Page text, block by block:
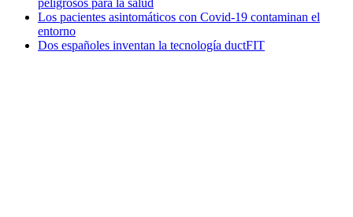
Los pacientes asintomáticos con Covid-19 contaminan el
entorno
Dos españoles inventan la tecnología ductFIT